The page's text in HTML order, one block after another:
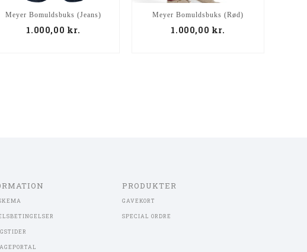
Meyer Bomuldsbuks (Jeans)
1.000,00 kr.
Meyer Bomuldsbuks (Rød)
1.000,00 kr.
PRODUKTER
GAVEKORT
SPECIAL ORDRE